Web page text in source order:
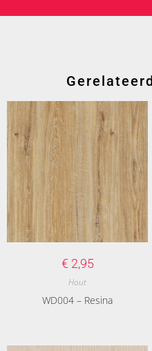
€ 2,95
Hout
WD004 – Resina